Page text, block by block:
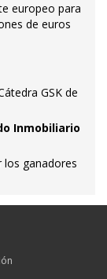
europeo para
de euros
GSK de
Inmobiliario
los ganadores